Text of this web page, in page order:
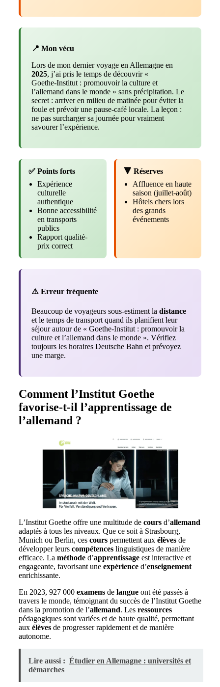
📍 Mon vécu
Lors de mon dernier voyage en Allemagne en
2025, j’ai pris le temps de découvrir «
Goethe‑Institut : promouvoir la culture et
l’allemand dans le monde » sans précipitation. Le
secret : arriver en milieu de matinée pour éviter la
foule et prévoir une pause-café locale. La leçon :
ne pas surcharger sa journée pour vraiment
savourer l’expérience.
✅ Points forts
Expérience
culturelle
authentique
Bonne accessibilité
en transports
publics
Rapport qualité-
prix correct
🔻 Réserves
Affluence en haute
saison (juillet-août)
Hôtels chers lors
des grands
événements
⚠️ Erreur fréquente
Beaucoup de voyageurs sous-estiment la distance
et le temps de transport quand ils planifient leur
séjour autour de « Goethe‑Institut : promouvoir la
culture et l’allemand dans le monde ». Vérifiez
toujours les horaires Deutsche Bahn et prévoyez
une marge.
Comment l’Institut Goethe
favorise-t-il l’apprentissage de
l’allemand ?
L’Institut Goethe offre une multitude de cours d’allemand
adaptés à tous les niveaux. Que ce soit à Strasbourg,
Munich ou Berlin, ces cours permettent aux élèves de
développer leurs compétences linguistiques de manière
efficace. La méthode d’apprentissage est interactive et
engageante, favorisant une expérience d’enseignement
enrichissante.
En 2023, 927 000 examens de langue ont été passés à
travers le monde, témoignant du succès de l’Institut Goethe
dans la promotion de l’allemand. Les ressources
pédagogiques sont variées et de haute qualité, permettant
aux élèves de progresser rapidement et de manière
autonome.
Lire aussi : Étudier en Allemagne : universités et
démarches